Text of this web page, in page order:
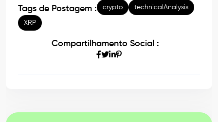
Tags de Postagem : crypto technicalAnalysis
XRP
Compartilhamento Social :